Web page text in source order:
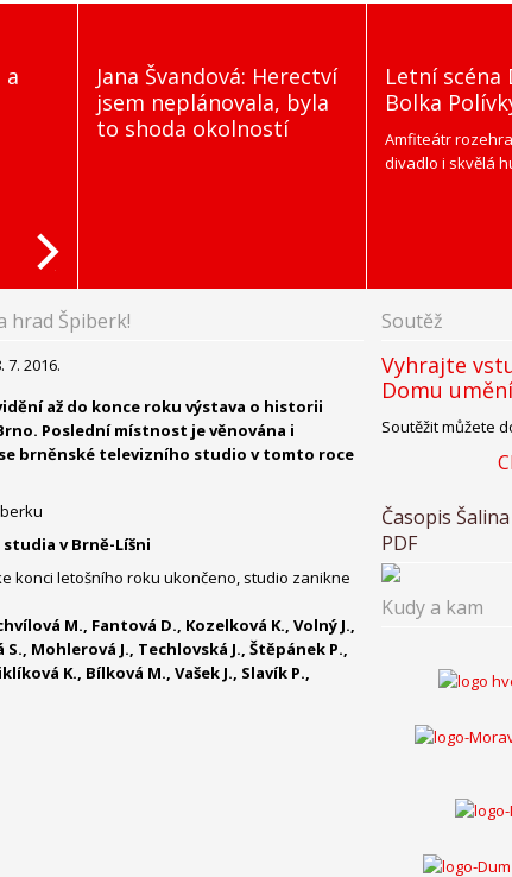
a
Jana Švandová: Herectví
jsem neplánovala, byla
to shoda okolností
Letní scéna
Bolka
Amfiteátr
divadlo i skvělá
hrad Špiberk!
7. 2016.
až do konce roku výstava o historii
Poslední místnost je věnována i
brněnské televizního studio v tomto roce
v Brně-Líšni
konci letošního roku ukončeno, studio zanikne
M., Fantová D., Kozelková K., Volný J.,
Mohlerová J., Techlovská J., Štěpánek P.,
K., Bílková M., Vašek J., Slavík P.,
Soutěž
Vyhrajte
Domu umění
Soutěžit můžete
Časopis
PDF
Kudy a kam